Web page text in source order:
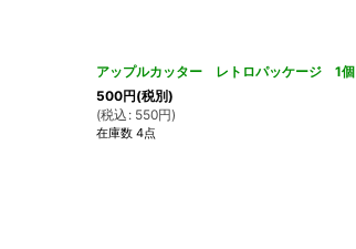
アップルカッター レトロパッケージ 1個
500円(税別)
(税込 : 550円)
在庫数 4点